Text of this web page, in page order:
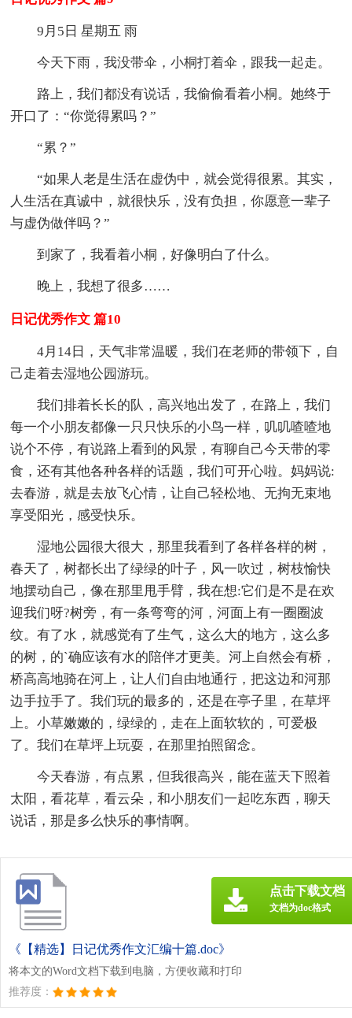
9月5日 星期五 雨
今天下雨，我没带伞，小桐打着伞，跟我一起走。
路上，我们都没有说话，我偷偷看着小桐。她终于
开口了：“你觉得累吗？”
“累？”
“如果人老是生活在虚伪中，就会觉得很累。其实，
人生活在真诚中，就很快乐，没有负担，你愿意一辈子
与虚伪做伴吗？”
到家了，我看着小桐，好像明白了什么。
晚上，我想了很多……
日记优秀作文 篇10
4月14日，天气非常温暖，我们在老师的带领下，自
己走着去湿地公园游玩。
我们排着长长的队，高兴地出发了，在路上，我们
每一个小朋友都像一只只快乐的小鸟一样，叽叽喳喳地
说个不停，有说路上看到的风景，有聊自己今天带的零
食，还有其他各种各样的话题，我们可开心啦。妈妈说:
去春游，就是去放飞心情，让自己轻松地、无拘无束地
享受阳光，感受快乐。
湿地公园很大很大，那里我看到了各样各样的树，
春天了，树都长出了绿绿的叶子，风一吹过，树枝愉快
地摆动自己，像在那里甩手臂，我在想:它们是不是在欢
迎我们呀?树旁，有一条弯弯的河，河面上有一圈圈波
纹。有了水，就感觉有了生气，这么大的地方，这么多
的树，的`确应该有水的陪伴才更美。河上自然会有桥，
桥高高地骑在河上，让人们自由地通行，把这边和河那
边手拉手了。我们玩的最多的，还是在亭子里，在草坪
上。小草嫩嫩的，绿绿的，走在上面软软的，可爱极
了。我们在草坪上玩耍，在那里拍照留念。
今天春游，有点累，但我很高兴，能在蓝天下照着
太阳，看花草，看云朵，和小朋友们一起吃东西，聊天
说话，那是多么快乐的事情啊。
《【精选】日记优秀作文汇编十篇.doc》
将本文的Word文档下载到电脑，方便收藏和打印
推荐度：
点击下载文档
文档为doc格式